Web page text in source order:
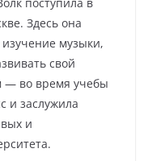
Здесь она
музыки,
свой
— во время учебы
и заслужила
и